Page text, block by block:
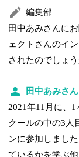
編集部
田中あみさんに
ェクトさんのイ
されたのでしょう
田中あみさん
2021年11月に、
クールの中の3人
ンに参加しまし
ているかを学ぶ